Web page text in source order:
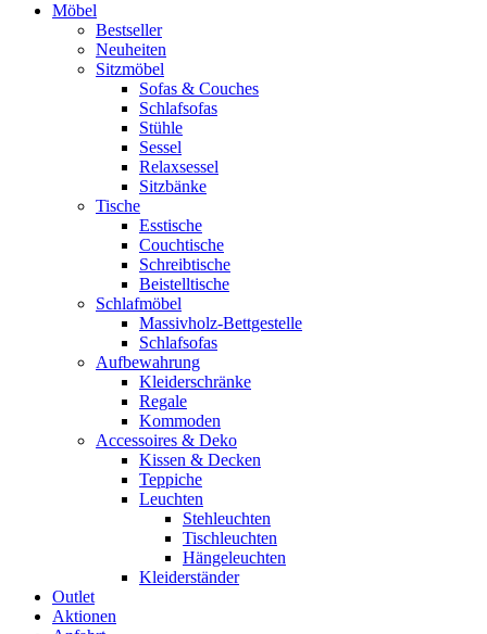
Möbel
Bestseller
Neuheiten
Sitzmöbel
Sofas & Couches
Schlafsofas
Stühle
Sessel
Relaxsessel
Sitzbänke
Tische
Esstische
Couchtische
Schreibtische
Beistelltische
Schlafmöbel
Massivholz-Bettgestelle
Schlafsofas
Aufbewahrung
Kleiderschränke
Regale
Kommoden
Accessoires & Deko
Kissen & Decken
Teppiche
Leuchten
Stehleuchten
Tischleuchten
Hängeleuchten
Kleiderständer
Outlet
Aktionen